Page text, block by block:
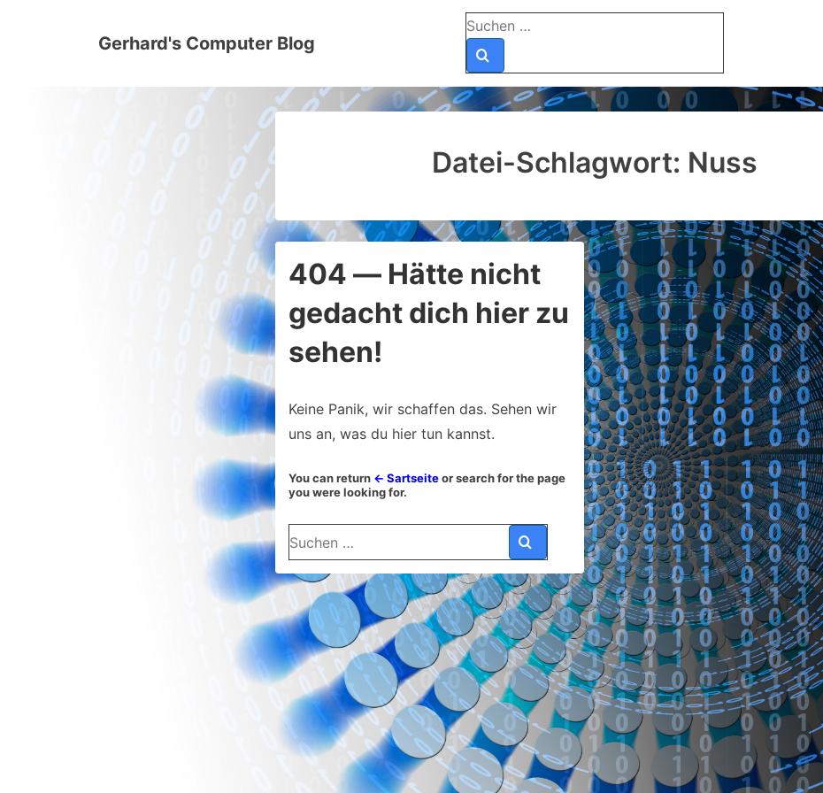
Gerhard's Computer Blog
Suchen
nach:
Datei-Schlagwort: Nuss
404 — Hätte nicht
gedacht dich hier zu
sehen!
Keine Panik, wir schaffen das. Sehen wir
uns an, was du hier tun kannst.
You can return ← Sartseiteor search for the page
you were looking for.
Suchen
nach: